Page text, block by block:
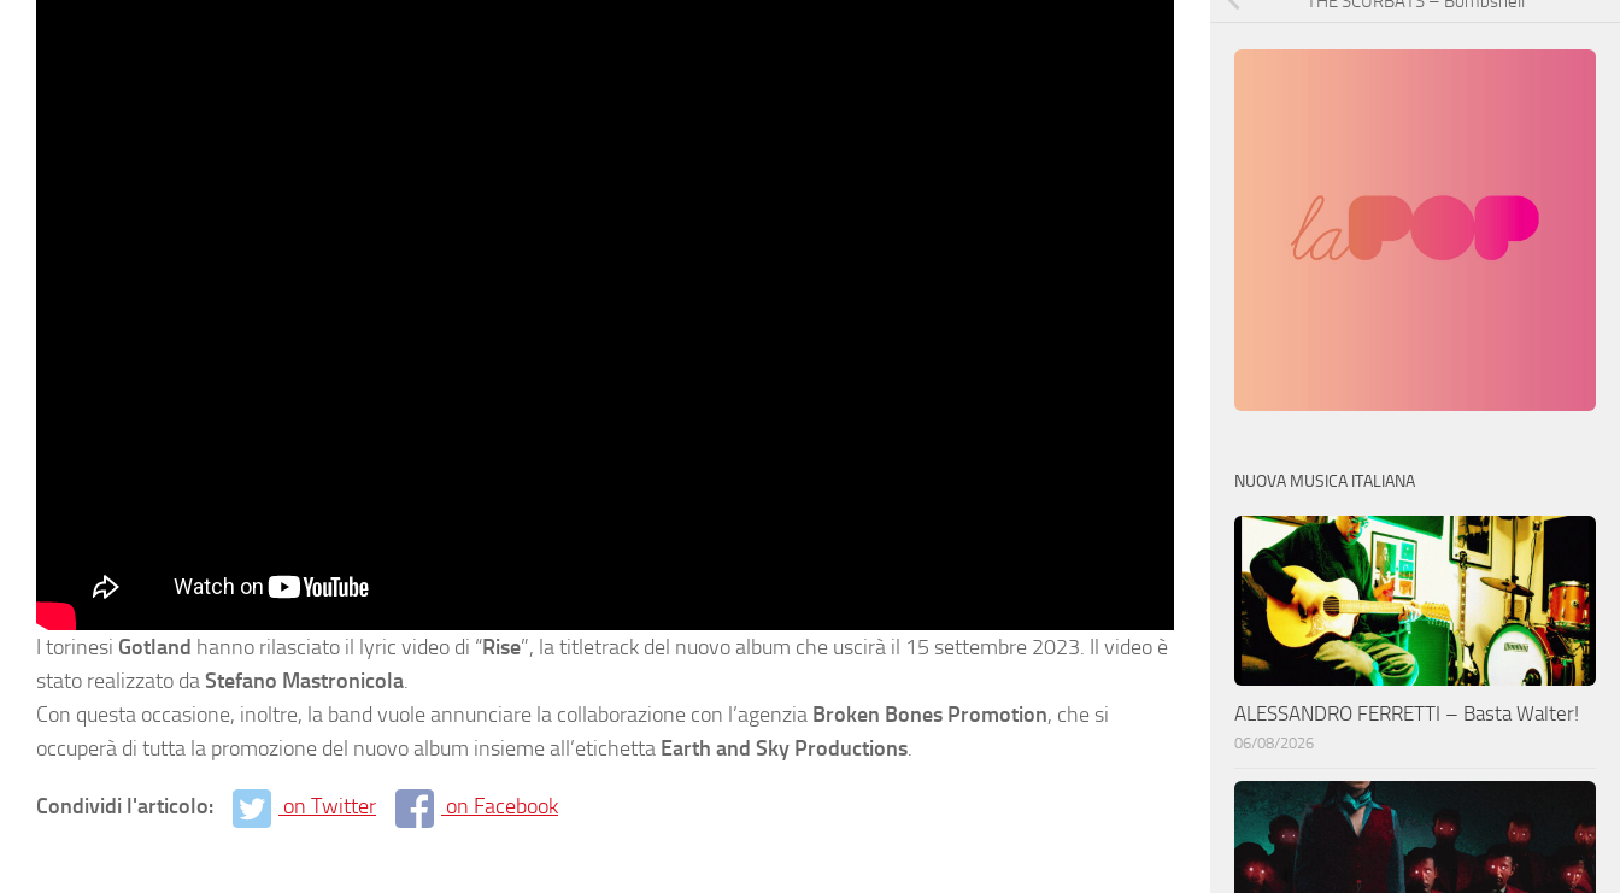
I torinesi Gotland hanno rilasciato il lyric video di “Rise”, la titletrack del nuovo album che uscirà il 15 settembre 2023. Il video è
stato realizzato daStefano Mastronicola.
Con questa occasione, inoltre, la band vuole annunciare la collaborazione con l’agenzia Broken Bones Promotion, che si
occuperà di tutta la promozione del nuovo album insieme all’etichetta Earth and Sky Productions.
Condividi l'articolo: on Twitter on Facebook
NUOVA MUSICA ITALIANA
ALESSANDRO FERRETTI – Basta Walter!
06/08/2026